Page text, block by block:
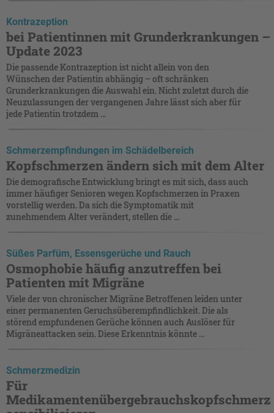
Kontrazeption
bei Patientinnen mit Grunderkrankungen –
Update 2023
Die passende Kontrazeption ist nicht allein von den
Wünschen der Patientin abhängig – oft schränken
Grunderkrankungen die Auswahl ein. Nicht zuletzt durch die
Neuzulassungen der vergangenen Jahre lässt sich aber für
jede Patientin trotzdem ...
Schmerzempfindungen im Schädelbereich
Kopfschmerzen ändern sich mit dem Alter
Die demografische Entwicklung bringt es mit sich, dass auch
immer häufiger Senioren wegen Kopfschmerzen in Praxen
vorstellig werden. Da sich die Symptomatik mit
zunehmendem Alter verändert, stellen die ...
Süßes Parfüm, Essensgerüche und Rauch
Osmophobie häufig anzutreffen bei
Patienten mit Migräne
Viele der von chronischer Migräne Betroffenen leiden unter
einer permanenten Geruchsüberempfindlichkeit. Die als
störend empfundenen Gerüche können auch Auslöser für
Migräneattacken sein. Diese Erkenntnis könnte ...
Schmerzmedizin
Für
Medikamentenübergebrauchskopfschmerz